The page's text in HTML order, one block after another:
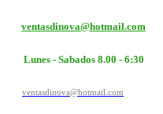
ventasdinova@hotmail.com
Lunes - Sabados 8.00 - 6:30
ventasdinova@hotmail.com